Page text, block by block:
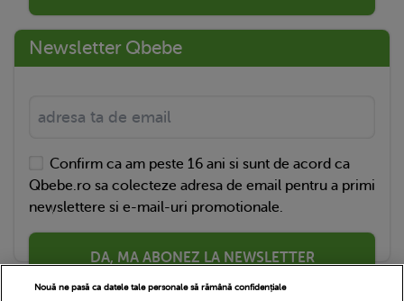
Newsletter Qbebe
Confirm ca am peste 16 ani si sunt de acord ca
Qbebe.ro sa colecteze adresa de email pentru a primi
newslettere si e-mail-uri promotionale.
DA, MA ABONEZ LA NEWSLETTER
Nouă ne pasă ca datele tale personale să rămână confidențiale